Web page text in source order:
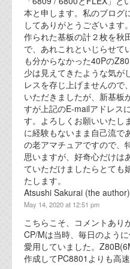
本と申します。私のブログ
してありがとうございます
作られた基板の計２枚を秋
で、あれこれといじらせて
も分からなかった40Pの
少は見えてきたような気が
レスを存じ上げませんので
いただきましたが、新基板
すが上記のE-mailアドレス
す。よろしくお願いいたし
に経験もないまま自己流で
の老アマチュアですので、
思いますが、好奇心だけは
ていただけましたらとても
たします。
Atsushi Sakurai (the
May 14, 2020 at 12:51 pm
こちらこそ、コメントあり
CP/Mは当時、毎日のよう
愛用していました。
作成してPC8801よりも高